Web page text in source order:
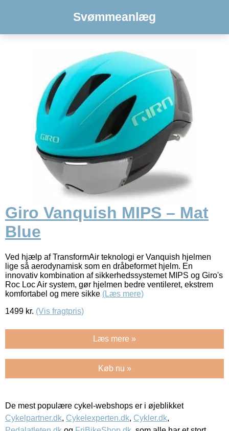
Svømmeanlæg
Giro Vanquish MIPS – Mat
Blue
Ved hjælp af TransformAir teknologi er Vanquish hjelmen
lige så aerodynamisk som en dråbeformet hjelm. En
innovativ kombination af sikkerhedssystemet MIPS og Giro's
Roc Loc Air system, gør hjelmen bedre ventileret, ekstrem
komfortabel og mere sikke (Læs mere)
1499 kr. (Vis fragtpris)
Læs mere »
Køb nu »
De mest populære cykel-webshops er i øjeblikket
Cykelpartner.dk, Cykelexperten.dk, Cykler.dk,